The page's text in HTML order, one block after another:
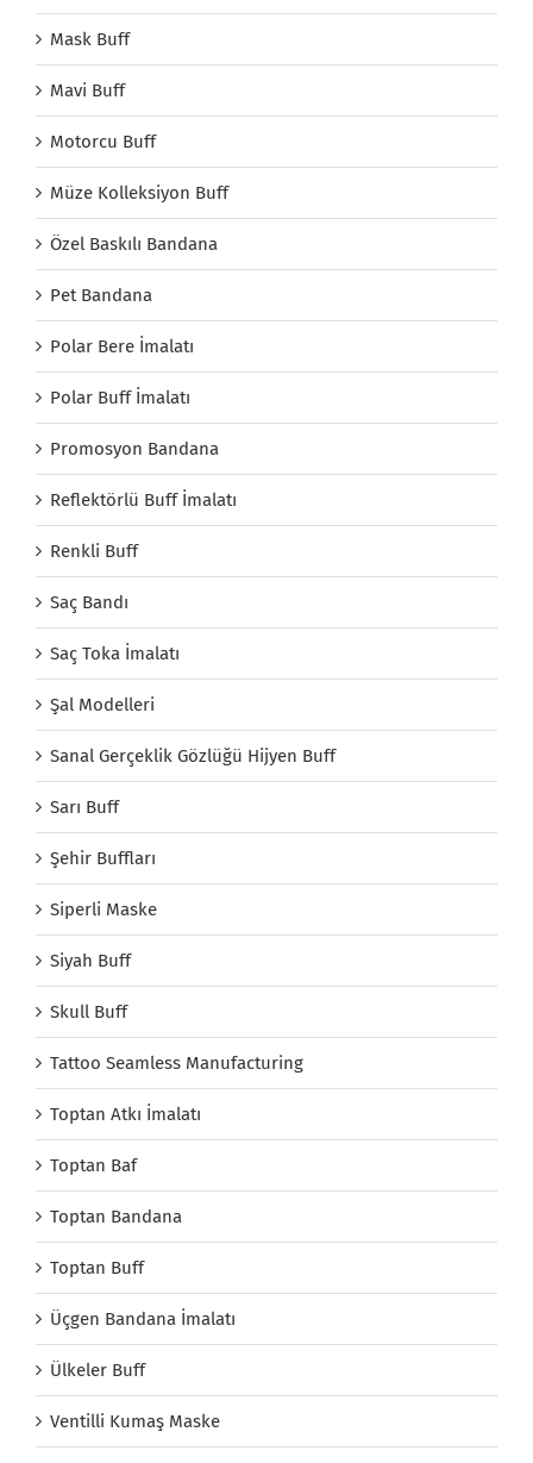
Mask Buff
Mavi Buff
Motorcu Buff
Müze Kolleksiyon Buff
Özel Baskılı Bandana
Pet Bandana
Polar Bere İmalatı
Polar Buff İmalatı
Promosyon Bandana
Reflektörlü Buff İmalatı
Renkli Buff
Saç Bandı
Saç Toka İmalatı
Şal Modelleri
Sanal Gerçeklik Gözlüğü Hijyen Buff
Sarı Buff
Şehir Buffları
Siperli Maske
Siyah Buff
Skull Buff
Tattoo Seamless Manufacturing
Toptan Atkı İmalatı
Toptan Baf
Toptan Bandana
Toptan Buff
Üçgen Bandana İmalatı
Ülkeler Buff
Ventilli Kumaş Maske